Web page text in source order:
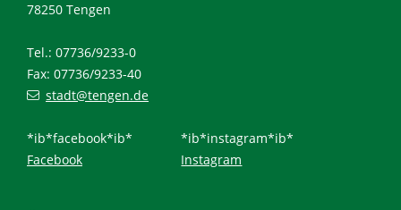
78250 Tengen
Tel.: 07736/9233-0
Fax: 07736/9233-40
stadt@tengen.de
*ib*facebook*ib*
Facebook
*ib*instagram*ib*
Instagram